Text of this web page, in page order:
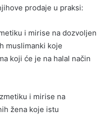
prodaje u praksi:
i mirise na dozvoljen
muslimanki koje
koji će je na halal način
i mirise na
žena koje istu